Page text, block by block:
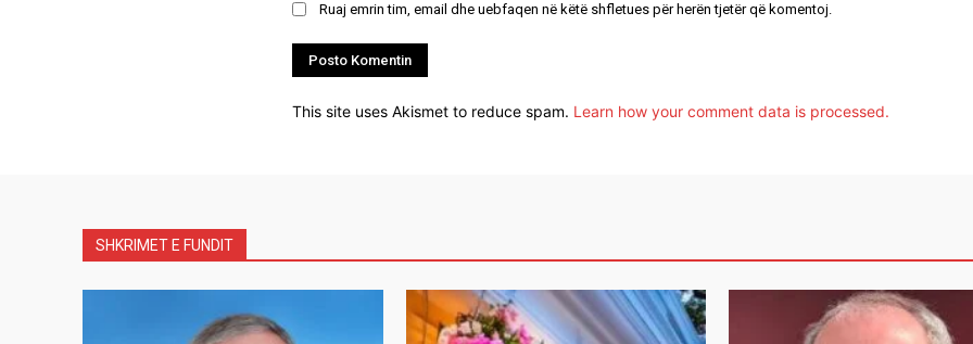
Ruaj emrin tim, email dhe uebfaqen në këtë shfletues për herën tjetër që komentoj.
This site uses Akismet to reduce spam. Learn how your comment data is processed.
SHKRIMET E FUNDIT